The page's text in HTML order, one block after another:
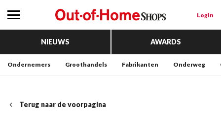
Login
NIEUWS AWARDS
Ondernemers Groothandels Fabrikanten Onderweg
Terug naar de voorpagina